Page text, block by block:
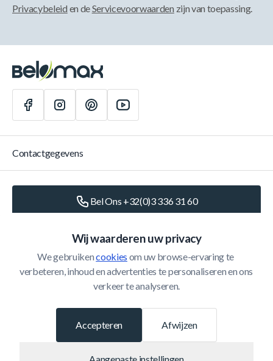
Wij waarderen uw privacy
We gebruiken cookies om uw browse-ervaring te
verbeteren, inhoud en advertenties te personaliseren en ons
verkeer te analyseren.
Afwijzen
Accepteren
Privacybeleid en deServicevoorwaarden zijn van toepassing.
Categorieën
Contactgegevens
Bel Ons +32(0)3 336 31 60
Schrijf Ons info@belomax.com
Routebeschrijving naar de Belomax